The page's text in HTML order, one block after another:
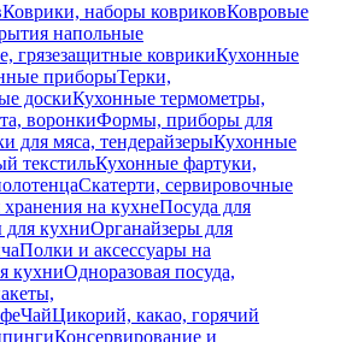
Коврики, наборы ковриковКовровые
напольные
грязезащитные коврикиКухонные
приборыТерки,
доскиКухонные термометры,
воронкиФормы, приборы для
для мяса, тендерайзерыКухонные
текстильКухонные фартуки,
Скатерти, сервировочные
на кухнеПосуда для
для кухниОрганайзеры для
Полки и аксессуары на
кухниОдноразовая посуда,
ЧайЦикорий, какао, горячий
Консервирование и